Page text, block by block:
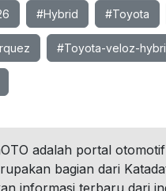
#Hybrid #Toyota
#Toyota-veloz-
adalah portal
bagian dari
informasi terbaru dari